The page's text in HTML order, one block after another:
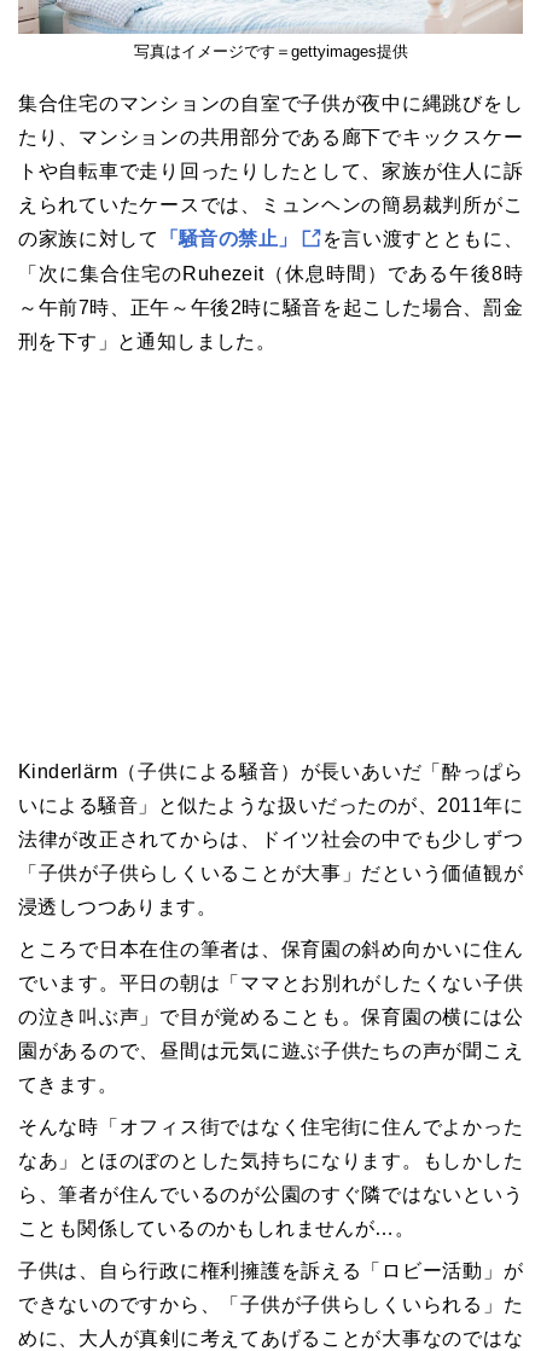
写真はイメージです＝gettyimages提供
集合住宅のマンションの自室で子供が夜中に縄跳びをし
たり、マンションの共用部分である廊下でキックスケー
トや自転車で走り回ったりしたとして、家族が住人に訴
えられていたケースでは、ミュンヘンの簡易裁判所がこ
の家族に対して
「騒音の禁止」
を言い渡すとともに、
「次に集合住宅のRuhezeit（休息時間）である午後8時
～午前7時、正午～午後2時に騒音を起こした場合、罰金
刑を下す」と通知しました。
Kinderlärm（子供による騒音）が長いあいだ「酔っぱら
いによる騒音」と似たような扱いだったのが、2011年に
法律が改正されてからは、ドイツ社会の中でも少しずつ
「子供が子供らしくいることが大事」だという価値観が
浸透しつつあります。
ところで日本在住の筆者は、保育園の斜め向かいに住ん
でいます。平日の朝は「ママとお別れがしたくない子供
の泣き叫ぶ声」で目が覚めることも。保育園の横には公
園があるので、昼間は元気に遊ぶ子供たちの声が聞こえ
てきます。
そんな時「オフィス街ではなく住宅街に住んでよかった
なあ」とほのぼのとした気持ちになります。もしかした
ら、筆者が住んでいるのが公園のすぐ隣ではないという
ことも関係しているのかもしれませんが…。
子供は、自ら行政に権利擁護を訴える「ロビー活動」が
できないのですから、「子供が子供らしくいられる」た
めに、大人が真剣に考えてあげることが大事なのではな